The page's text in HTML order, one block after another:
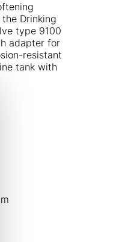
Drinking
type 9100
adapter for
resistant
tank with